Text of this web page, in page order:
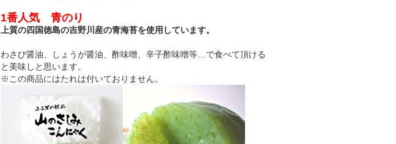
1番人気 青のり
上質の四国徳島の吉野川産の青海苔を使用しています。
わさび醤油、しょうが醤油、酢味噌、辛子酢味噌等…で食べて頂ける
と美味しと思います。
※この商品にはたれは付いておりません。